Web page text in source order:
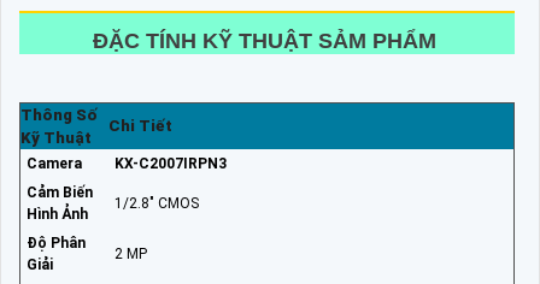
ĐẶC TÍNH KỸ THUẬT SẢM PHẨM
Thông Số
Kỹ Thuật
Chi Tiết
Camera
KX-C2007IRPN3
Cảm Biến
Hình Ảnh
1/2.8" CMOS
Độ Phân
Giải
2 MP